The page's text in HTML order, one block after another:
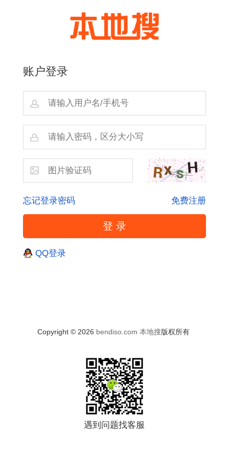
账户登录
忘记登录密码 免费注册
QQ登录
Copyright © 2026 bendiso.com 本地搜版权所有
遇到问题找客服